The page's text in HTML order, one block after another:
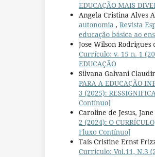
EDUCAÇÃO MAIS
Angela Cristina Alves
autonomia , Revista
educação básica ao
Jose Wilson Rodrigues
Currículo: v. 15 n. 1
EDUCAÇÃO
Silvana Galvani
PARA A EDUCAÇÃO
3 (2025):
Contínuo]
Caroline de Jesus,
2 (2024): O
Fluxo Contínuo]
Taís Cristine Ernst
Currículo: Vol.11, N.3